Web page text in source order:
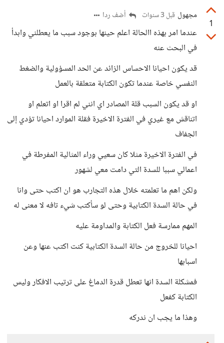
1
مجهول قبل 3 سنوات أضف ردا
عندما امر بهذه االحالة اعلم حينها بوجود سبب ما يعطلني وابدأ
في البحث عنه
قد يكون احيانا الاحساس الزائد عن الحد المسؤولية والضغط
النفسي خاصة عندما تكون الكتابة متعلقة بالعمل
او قد يكون السبب قلة المصادر اي انني لم اقرا او اتعلم او
اتناقش مع غيري في الفترة الاخيرة فقلة الموارد احيانا تؤدي إلى
الجفاف
في الفترة الاخيرة مثلا كان سعيي وراء المثالية المفرطة في
اعمالي سببا للسدة التي دامت معي لشهور
ولكن اهم ما تعلمته خلال هذه التجارب هو ان اكتب حتى وانا
في حالة السدة الكتابية وحتى لو سأكتب شيء تافه لا معنى له
المهم ممارسة فعل الكتابة والمداومة عليه
احيانا للخروج من حالة السدة الكتابية كنت اكتب عنها وعن
اسبابها
فمشكلة السدة انها تعطل قدرة الدماغ على ترتيب الافكار وليس
الكتابة كفعل
وهذا ما يجب ان ندركه